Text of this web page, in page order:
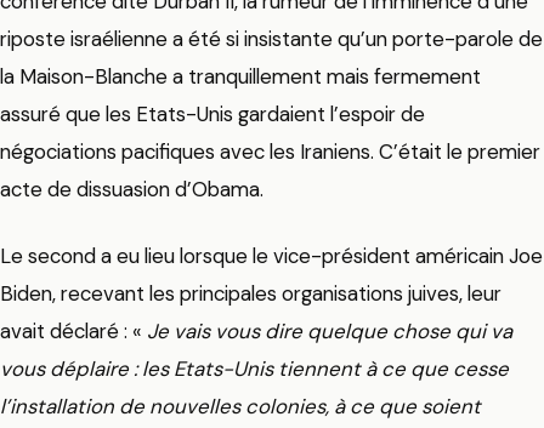
riposte israélienne a été si insistante qu’un porte-parole de
la Maison-Blanche a tranquillement mais fermement
assuré que les Etats-Unis gardaient l’espoir de
négociations pacifiques avec les Iraniens. C’était le premier
acte de dissuasion d’Obama.
Le second a eu lieu lorsque le vice-président américain Joe
Biden, recevant les principales organisations juives, leur
avait déclaré : « Je vais vous dire quelque chose qui va
vous déplaire : les Etats-Unis tiennent à ce que cesse
l’installation de nouvelles colonies, à ce que soient